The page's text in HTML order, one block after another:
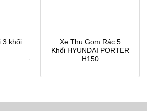
3 khối
Xe Thu Gom Rác 5
Khối HYUNDAI PORTER
H150